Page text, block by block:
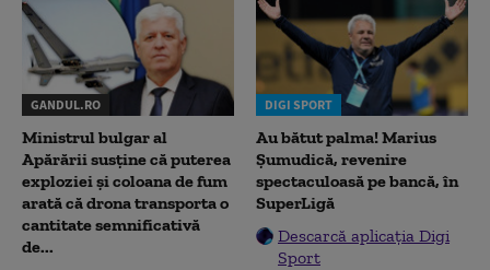
GANDUL.RO
Ministrul bulgar al
Apărării susține că puterea
exploziei și coloana de fum
arată că drona transporta o
cantitate semnificativă
de...
DIGI SPORT
Au bătut palma! Marius
Șumudică, revenire
spectaculoasă pe bancă, în
SuperLigă
Descarcă aplicația Digi
Sport